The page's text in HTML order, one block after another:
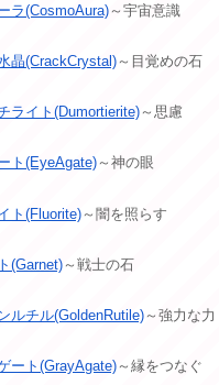
ラ(CosmoAura)～宇宙意識
晶(CrackCrystal)～目覚めの石
ライト(Dumortierite)～思慮
ト(EyeAgate)～神の眼
ト(Fluorite)～闇を照らす
(Garnet)～戦士の石
ルチル(GoldenRutile)～強力な力
ート(GrayAgate)～縁をつなぐ